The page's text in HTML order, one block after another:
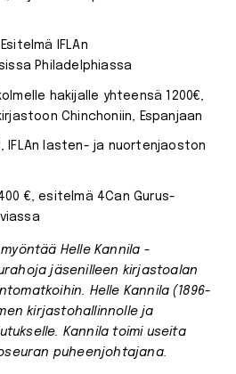
IFLAn
Philadelphiassa
hakijalle yhteensä 1200€,
Chinchoniin, Espanjaan
IFLAn lasten- ja nuortenjaoston
€, esitelmä 4Can Gurus-
Helle Kannila -
jäsenilleen kirjastoalan
Helle Kannila (1896-
kirjastohallinnolle ja
Kannila toimi useita
puheenjohtajana.